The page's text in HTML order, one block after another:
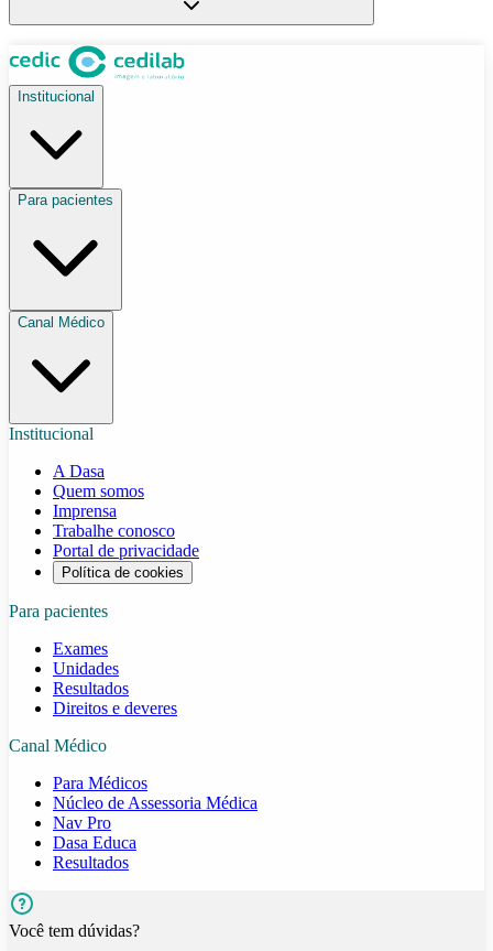
Institucional
Para pacientes
Canal Médico
Institucional
A Dasa
Quem somos
Imprensa
Trabalhe conosco
Portal de privacidade
Política de cookies
Para pacientes
Exames
Unidades
Resultados
Direitos e deveres
Canal Médico
Para Médicos
Núcleo de Assessoria Médica
Nav Pro
Dasa Educa
Resultados
Você tem dúvidas?